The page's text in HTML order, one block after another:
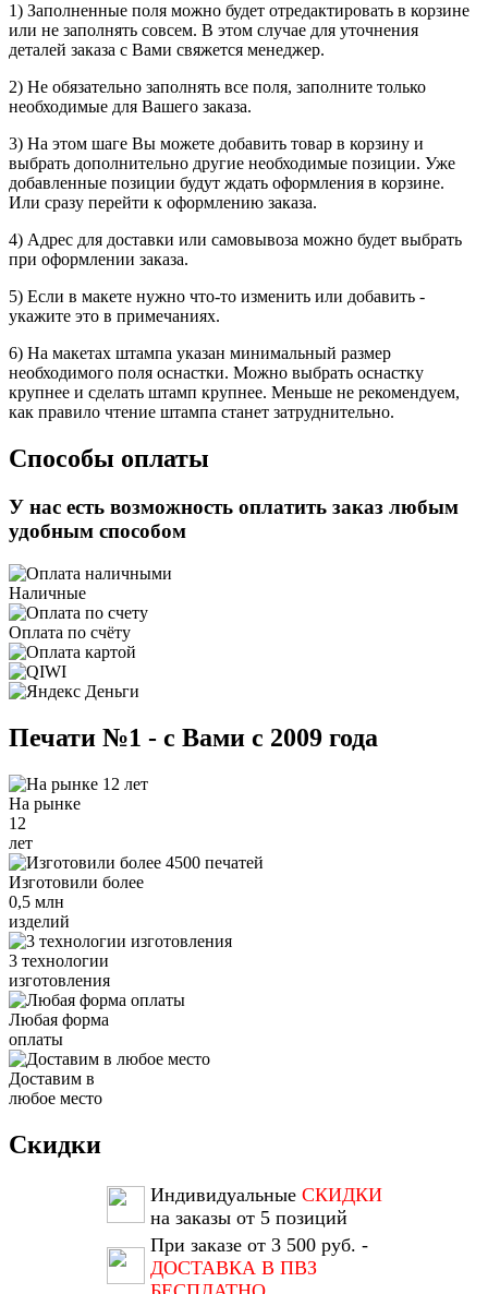
1) Заполненные поля можно будет отредактировать в корзине
или не заполнять совсем. В этом случае для уточнения
деталей заказа с Вами свяжется менеджер.
2) Не обязательно заполнять все поля, заполните только
необходимые для Вашего заказа.
3) На этом шаге Вы можете добавить товар в корзину и
выбрать дополнительно другие необходимые позиции. Уже
добавленные позиции будут ждать оформления в корзине.
Или сразу перейти к оформлению заказа.
4) Адрес для доставки или самовывоза можно будет выбрать
при оформлении заказа.
5) Если в макете нужно что-то изменить или добавить -
укажите это в примечаниях.
6) На макетах штампа указан минимальный размер
необходимого поля оснастки. Можно выбрать оснастку
крупнее и сделать штамп крупнее. Меньше не рекомендуем,
как правило чтение штампа станет затруднительно.
Способы оплаты
У нас есть возможность оплатить заказ любым
удобным способом
Наличные
Оплата по счёту
Печати №1 - с Вами с 2009 года
На рынке
12
лет
Изготовили более
0,5 млн
изделий
3 технологии
изготовления
Любая форма
оплаты
Доставим в
любое место
Скидки
Индивидуальные СКИДКИ
на заказы от 5 позиций
При заказе от 3 500 руб. -
ДОСТАВКА В ПВЗ